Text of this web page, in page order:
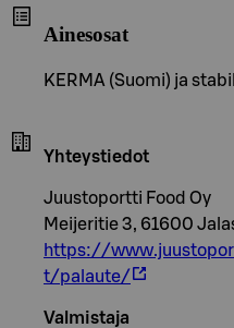
Ainesosat
KERMA (Suomi) ja
Yhteystiedot
Juustoportti Food Oy
Meijeritie 3, 61600
https://
t/palaute/
Valmistaja